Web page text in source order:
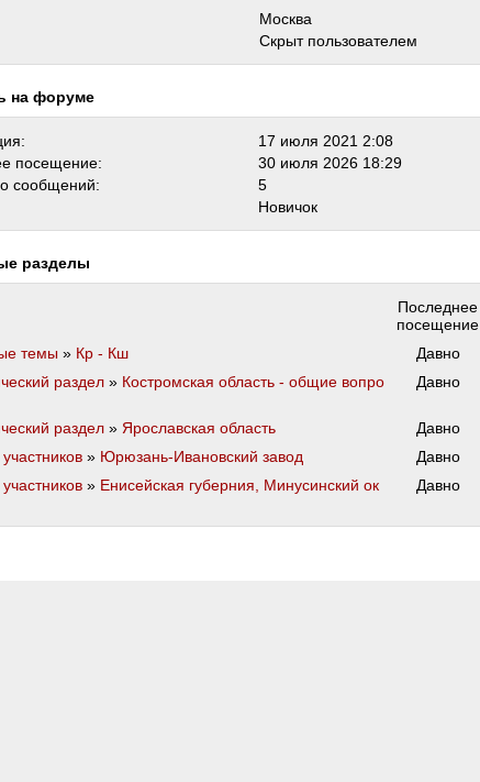
Москва
Скрыт пользователем
на форуме
17 июля 2021 2:08
посещение:
30 июля 2026 18:29
сообщений:
5
Новичок
разделы
Последнее
посещение
темы » Кр - Кш Давно
раздел » Костромская область - общие вопро
Давно
раздел » Ярославская область Давно
» Юрюзань-Ивановский завод Давно
» Енисейская губерния, Минусинский ок
Давно